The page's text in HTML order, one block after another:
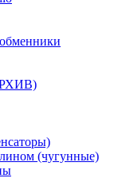
(чугунные)